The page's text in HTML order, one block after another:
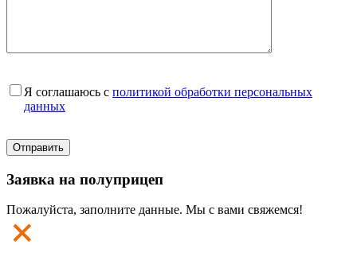
Я соглашаюсь с политикой обработки персональных
данных
Заявка на полуприцеп
Пожалуйста, заполните данные. Мы с вами свяжемся!